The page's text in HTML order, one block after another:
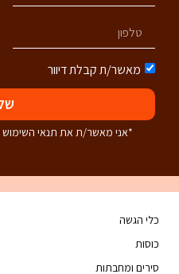
מאשר/ת קבלת דיוור
*אני מאשר/ת את תנאי
כלי הגשה
כוסות
סירים ומחבתות